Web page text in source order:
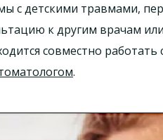
с детскими травмами,
к другим врачам
совместно работать
.